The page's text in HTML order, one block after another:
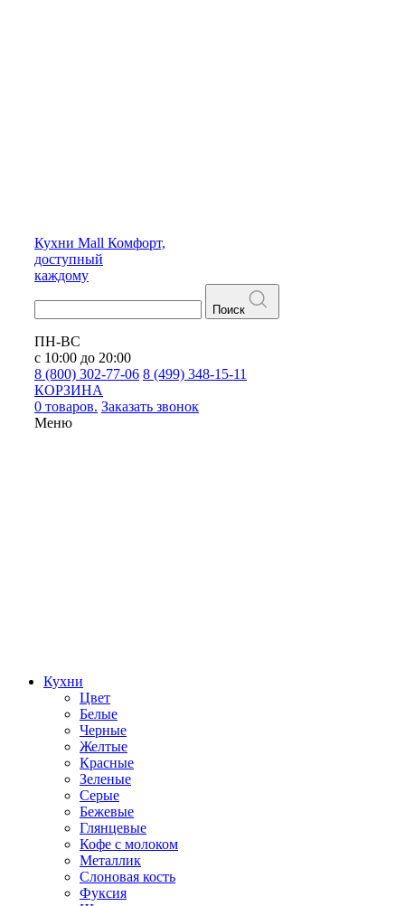
Кухни Mall Комфорт,
доступный
каждому
Поиск
ПН-ВС
с 10:00 до 20:00
8 (800) 302-77-06 8 (499) 348-15-11
КОРЗИНА
0 товаров. Заказать звонок
Меню
Кухни
Цвет
Белые
Черные
Желтые
Красные
Зеленые
Серые
Бежевые
Глянцевые
Кофе с молоком
Металлик
Слоновая кость
Фуксия